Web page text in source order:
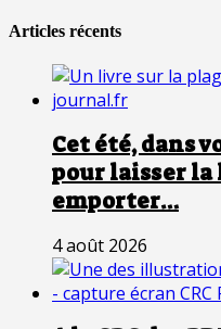
Articles récents
Cet été, dans
pour laisser
emporter…
4 août 2026